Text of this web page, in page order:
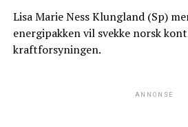
Lisa Marie Ness Klungland (Sp)
energipakken vil svekke norsk
kraftforsyningen.
ANNONSE